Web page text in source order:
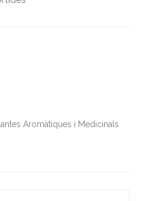
Aromàtiques i Medicinals